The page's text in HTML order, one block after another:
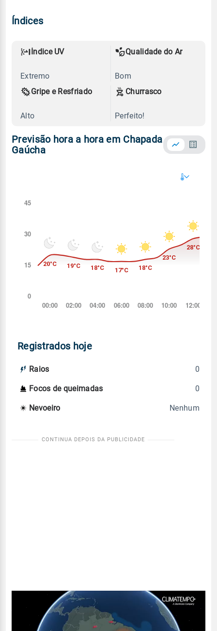
Índices
Índice UV
Extremo
Qualidade do Ar
Bom
Gripe e Resfriado
Alto
Churrasco
Perfeito!
Previsão hora a hora em Chapada
Gaúcha
Registrados hoje
Raios 0
Focos de queimadas 0
Nevoeiro Nenhum